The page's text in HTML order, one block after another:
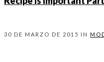
30 DE MARZO DE 2015 IN